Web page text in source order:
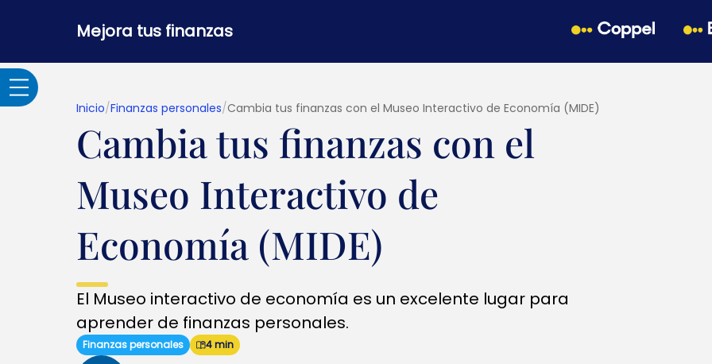
Mejora tus finanzas
Adultos Mayores
Banca por internet y
Crédito hipotecario
Créditos y
préstamos
Inicio/Finanzas personales/Cambia tus finanzas con el Museo Interactivo de Economía (MIDE)
Cambia tus finanzas con el
Museo Interactivo de
Economía (MIDE)
El Museo interactivo de economía es un excelente lugar para
aprender de finanzas personales.
Finanzas personales 4 min